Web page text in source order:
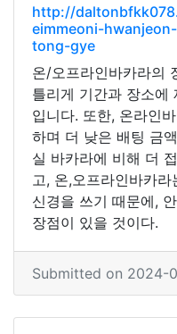
http://
eimmeoni-
tong-gye
온/오프라인바카라의
틀리게 기간과 장소에
입니다. 또한, 온라인
하며 더 낮은 배팅 금
실 바카라에 비해 더
고, 온,오프라인바카
신경을 쓰기 때문에,
장점이 있을 것이다.
Submitted on 2024-